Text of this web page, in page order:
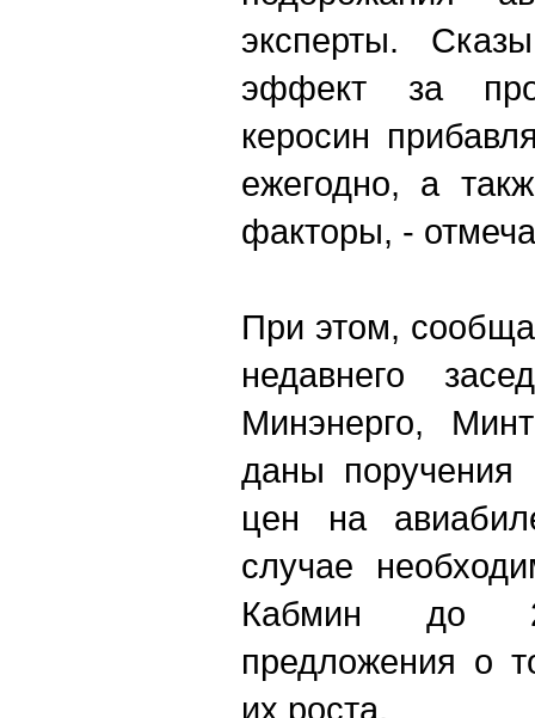
эксперты.
эффект за
керосин
ежегодно, а
факторы, -
При этом,
недавнего
Минэнерго,
даны поручения
цен на
случае
Кабмин до
предложения о
их роста.